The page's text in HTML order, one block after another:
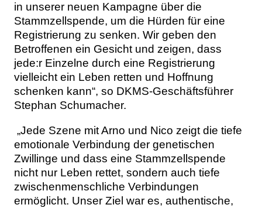
in unserer neuen Kampagne über die
Stammzellspende, um die Hürden für eine
Registrierung zu senken. Wir geben den
Betroffenen ein Gesicht und zeigen, dass
jede:r Einzelne durch eine Registrierung
vielleicht ein Leben retten und Hoffnung
schenken kann“, so DKMS-Geschäftsführer
Stephan Schumacher.
„Jede Szene mit Arno und Nico zeigt die tiefe
emotionale Verbindung der genetischen
Zwillinge und dass eine Stammzellspende
nicht nur Leben rettet, sondern auch tiefe
zwischenmenschliche Verbindungen
ermöglicht. Unser Ziel war es, authentische,